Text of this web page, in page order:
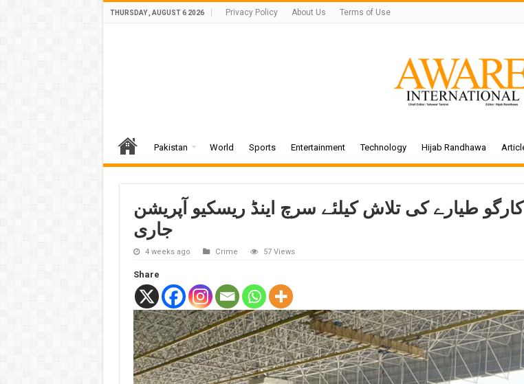
THURSDAY , AUGUST 6 2026 Privacy Policy About Us Terms of Use
Pakistan World Sports Entertainment Technology Hijab Randhawa
کارگو طیارے کی تلاش کیلئے سرچ اینڈ ریسکیو آپریشن
جاری
4 weeks ago Crime 57 Views
Share